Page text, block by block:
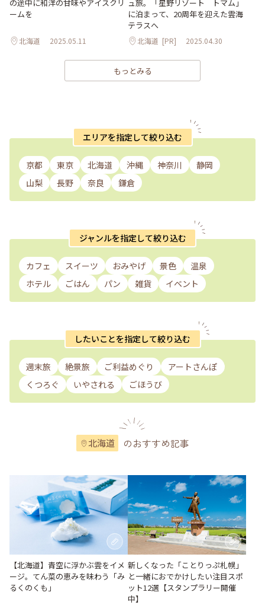
の途中に和洋の甘味やアイスクリ
ームを
北海道 2025.05.11
ュ旅。「星野リゾート トマム」
に泊まって、20周年を迎えた雲海
テラスへ
北海道 [PR] 2025.04.30
もっとみる
エリアを指定して絞り込む
京都 東京 北海道 沖縄 神奈川
静岡
山梨
長野 奈良 鎌倉
ジャンルを指定して絞り込む
カフェ スイーツ おみやげ 景色
温泉
ホテル
ごはん パン 雑貨 イベント
したいことを指定して絞り込む
週末旅 絶景旅 ご利益めぐり
アートさんぽ
くつろぐ
いやされる ごほうび
北海道 のおすすめ記事
【北海道】青空に浮かぶ雲をイメ
ージ。てん菜の恵みを味わう「み
るくのくも」
新しくなった「ことりっぷ札幌」
と一緒におでかけしたい注目スポ
ット12選【スタンプラリー開催
中】